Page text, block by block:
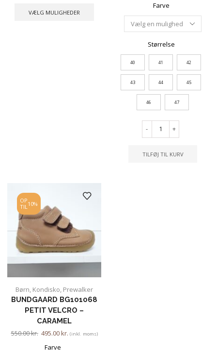
VÆLG MULIGHEDER
Farve
Størrelse
40 41 42
43 44 45
46 47
- +
TILFØJ TIL KURV
OP
TIL10%
Børn, Kondisko, Prewalker
BUNDGAARD BG101068
PETIT VELCRO –
CARAMEL
550.00kr. 495.00kr. (inkl. moms)
Farve